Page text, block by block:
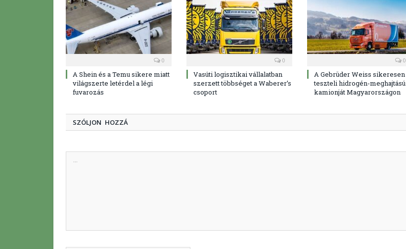
0
A Shein és a Temu sikere miatt
világszerte letérdel a légi
fuvarozás
0
Vasúti logisztikai vállalatban
szerzett többséget a Waberer’s
csoport
0
A Gebrüder Weiss sikeresen
teszteli hidrogén-meghajtású
kamionját Magyarországon
SZÓLJON HOZZÁ